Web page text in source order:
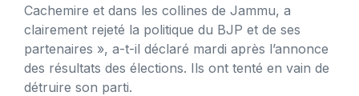
Cachemire et dans les collines de Jammu, a
clairement rejeté la politique du BJP et de ses
partenaires », a-t-il déclaré mardi après l’annonce
des résultats des élections. Ils ont tenté en vain de
détruire son parti.